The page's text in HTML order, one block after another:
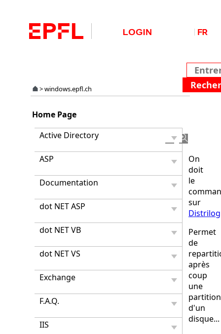
>windows.epfl.ch
Home Page
Active Directory
ASP
Documentation
dot NET ASP
dot NET VB
dot NET VS
Exchange
F.A.Q.
IIS
On
doit
le
sur
Distrilog
Permet
de
après
coup
une
partition
d'un
disque...